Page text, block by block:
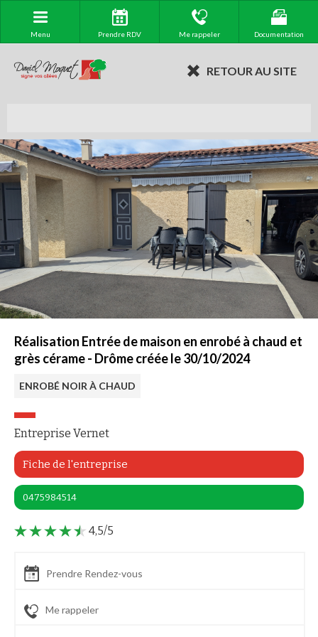
Menu Prendre RDV Me rappeler Documentation
RETOUR AU SITE
Réalisation Entrée de maison en enrobé à chaud et
grès cérame - Drôme créée le 30/10/2024
ENROBÉ NOIR À CHAUD
Entreprise Vernet
Fiche de l'entreprise
0475984514
4,5/5
Prendre Rendez-vous
Me rappeler